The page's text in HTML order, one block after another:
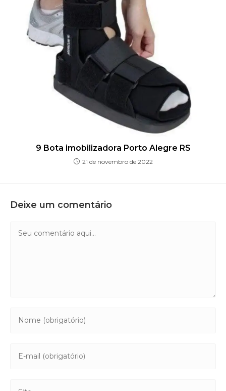
9 Bota imobilizadora Porto Alegre RS
21 de novembro de 2022
Deixe um comentário